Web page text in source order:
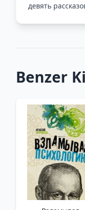
девять
Benzer